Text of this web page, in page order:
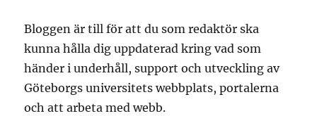
Bloggen är till för att du som redaktör ska
kunna hålla dig uppdaterad kring vad som
händer i underhåll, support och utveckling av
Göteborgs universitets webbplats, portalerna
och att arbeta med webb.